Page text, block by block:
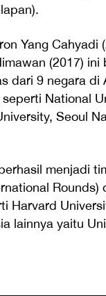
Yang Cahyadi
(2017)
dari 9 negara di
National
Seoul
menjadi
Rounds)
Harvard
lainnya yaitu